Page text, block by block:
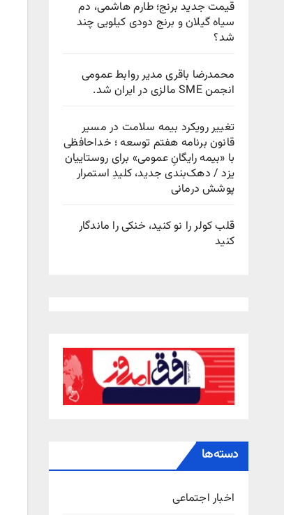
قیمت جدید برنج؛ طارم هاشمی، دم
سیاه گیلان و برنج دودی کیلویی چند
شد؟
محمدرضا باقری مدیر روابط عمومی
انجمن SME مالزی در ایران شد.
تغییر رویکرد بیمه سلامت در مسیر
قانون برنامه هفتم توسعه ؛ خداحافظی
با «بیمه رایگانِ عمومی» برای روستاییان
یزد / دهک‌بندی جدید، کلیدِ استمرار
پوشش درمانی
قلب کولر را نو کنید، خنکی را ماندگار
کنید
دسته‌ها
اخبار اجتماعی